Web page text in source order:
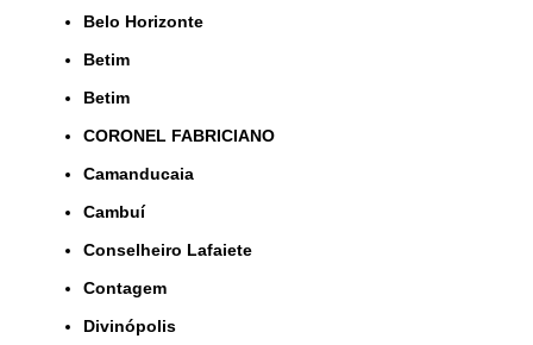
Belo Horizonte
Betim
Betim
CORONEL FABRICIANO
Camanducaia
Cambuí
Conselheiro Lafaiete
Contagem
Divinópolis